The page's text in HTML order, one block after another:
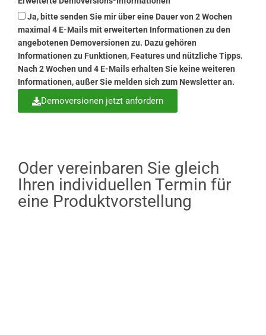
Ja, bitte senden Sie mir über eine Dauer von 2 Wochen
maximal 4 E-Mails mit erweiterten Informationen zu den
angebotenen Demoversionen zu. Dazu gehören
Informationen zu Funktionen, Features und nützliche Tipps.
Nach 2 Wochen und 4 E-Mails erhalten Sie keine weiteren
Informationen, außer Sie melden sich zum Newsletter an.
Demoversionen jetzt anfordern
Oder vereinbaren Sie gleich
Ihren individuellen Termin für
eine Produktvorstellung